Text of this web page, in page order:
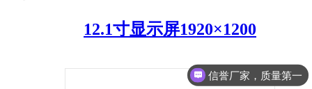
12.1寸显示屏1920×1200
诚信生产厂家